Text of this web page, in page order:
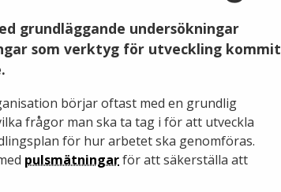
grundläggande undersökningar
som verktyg för utveckling kommit
börjar oftast med en grundlig
frågor man ska ta tag i för att utveckla
för hur arbetet ska genomföras.
pulsmätningarför att säkerställa att